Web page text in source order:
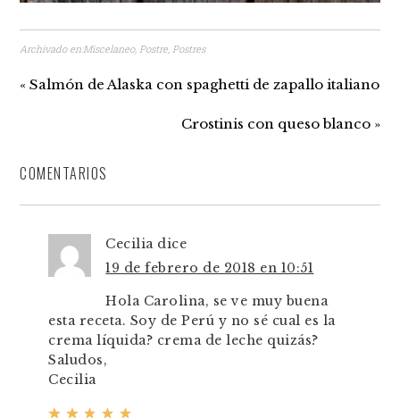
Archivado en:Miscelaneo,Postre,Postres
« Salmón de Alaska con spaghetti de zapallo italiano
Crostinis con queso blanco »
COMENTARIOS
Cecilia dice
19 de febrero de 2018 en 10:51
Hola Carolina, se ve muy buena
esta receta. Soy de Perú y no sé cual es la
crema líquida? crema de leche quizás?
Saludos,
Cecilia